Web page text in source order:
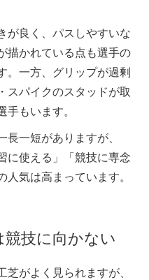
が良く、パスしやすいな
描かれている点も選手の
。一方、グリップが過剰
スパイクのスタッドが取
手もいます。
長一短がありますが、
に使える」「競技に専念
人気は高まっています。
競技に向かない
がよく見られますが、